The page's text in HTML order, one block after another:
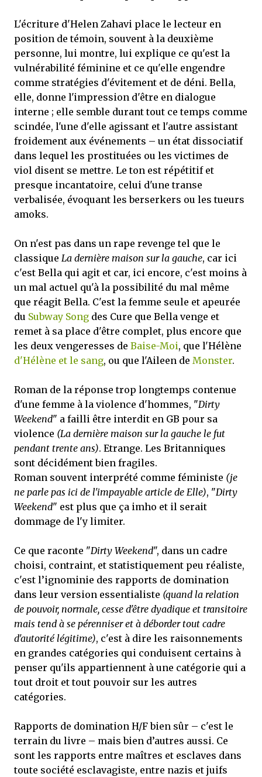
L'écriture d'Helen Zahavi place le lecteur en
position de témoin, souvent à la deuxième
personne, lui montre, lui explique ce qu'est la
vulnérabilité féminine et ce qu'elle engendre
comme stratégies d'évitement et de déni. Bella,
elle, donne l'impression d'être en dialogue
interne ; elle semble durant tout ce temps comme
scindée, l'une d'elle agissant et l'autre assistant
froidement aux événements – un état dissociatif
dans lequel les prostituées ou les victimes de
viol disent se mettre. Le ton est répétitif et
presque incantatoire, celui d'une transe
verbalisée, évoquant les berserkers ou les tueurs
amoks.
On n'est pas dans un rape revenge tel que le
classique La dernière maison sur la gauche, car ici
c'est Bella qui agit et car, ici encore, c'est moins à
un mal actuel qu'à la possibilité du mal même
que réagit Bella. C'est la femme seule et apeurée
du Subway Song des Cure que Bella venge et
remet à sa place d'être complet, plus encore que
les deux vengeresses de Baise-Moi, que l'Hélène
d'Hélène et le sang, ou que l'Aileen de Monster.
Roman de la réponse trop longtemps contenue
d'une femme à la violence d'hommes, "Dirty
Weekend" a failli être interdit en GB pour sa
violence (La dernière maison sur la gauche le fut
pendant trente ans). Etrange. Les Britanniques
sont décidément bien fragiles.
Roman souvent interprété comme féministe (je
ne parle pas ici de l'impayable article de Elle), "Dirty
Weekend" est plus que ça imho et il serait
dommage de l'y limiter.
Ce que raconte "Dirty Weekend", dans un cadre
choisi, contraint, et statistiquement peu réaliste,
c'est l’ignominie des rapports de domination
dans leur version essentialiste (quand la relation
de pouvoir, normale, cesse d'être dyadique et transitoire
mais tend à se pérenniser et à déborder tout cadre
d'autorité légitime), c'est à dire les raisonnements
en grandes catégories qui conduisent certains à
penser qu'ils appartiennent à une catégorie qui a
tout droit et tout pouvoir sur les autres
catégories.
Rapports de domination H/F bien sûr – c'est le
terrain du livre – mais bien d’autres aussi. Ce
sont les rapports entre maîtres et esclaves dans
toute société esclavagiste, entre nazis et juifs